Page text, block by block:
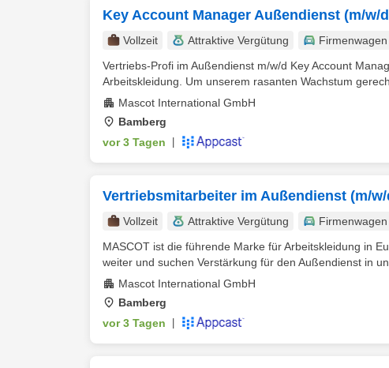
Key Account Manager Außendienst (m/w/
Vollzeit Attraktive Vergütung
Firmenwagen
Vertriebs-Profi im Außendienst m/w/d Key Account
Arbeitskleidung. Um unserem rasanten Wachstum
Mascot International GmbH
Bamberg
vor 3 Tagen
Vertriebsmitarbeiter im Außendienst (m/w/
Vollzeit Attraktive Vergütung
Firmenwagen
MASCOT ist die führende Marke für Arbeitskleidung in
weiter und suchen Verstärkung für den Außendienst in
Mascot International GmbH
Bamberg
vor 3 Tagen